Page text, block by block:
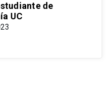
de
UC